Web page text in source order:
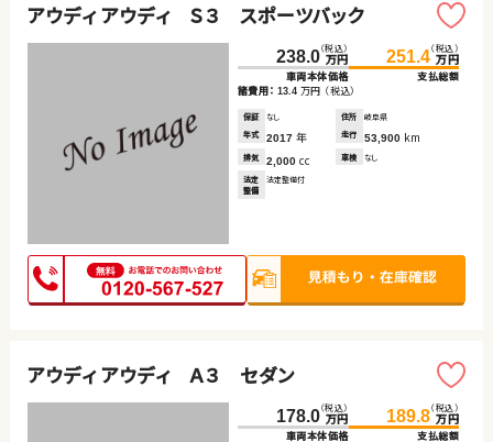
アウディ アウディ Ｓ３ スポーツバック
238.0（税込）
万円
車両本体価格
251.4（税込）
万円
支払総額
諸費用： 13.4 万円 （税込）
保証 なし 住所
岐阜県
年式
2017 年 走行 53,900 km
排気 2,000 cc 車検 なし
法定
整備
法定整備付
アウディ アウディ Ａ３ セダン
178.0（税込）
万円
車両本体価格
189.8（税込）
万円
支払総額